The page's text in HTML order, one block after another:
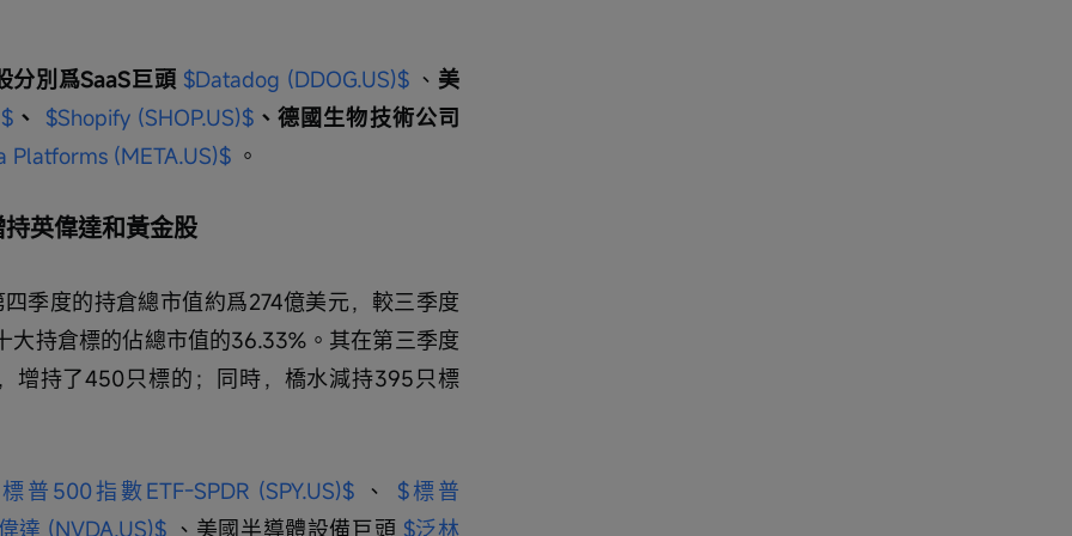
分別爲SaaS巨頭 $Datadog (DDOG.US)$ 、 美
、 $Shopify (SHOP.US)$、德國生物技術公司
Platforms (META.US)$ 。
英偉達和黃金股
季度的持倉總市值約爲274億美元，較三季度
大持倉標的佔總市值的36.33%。其在第三季度
增持了450只標的；同時，橋水減持395只標
普500指數ETF-SPDR (SPY.US)$ 、 $標普
達 (NVDA.US)$ 、美國半導體設備巨頭 $泛林